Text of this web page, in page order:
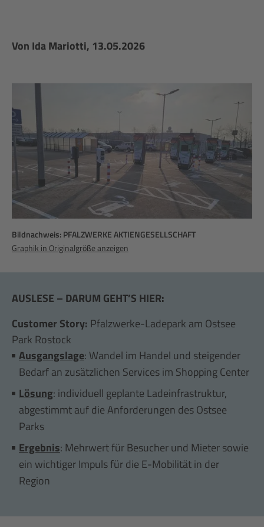
Von Ida Mariotti, 13.05.2026
Bildnachweis: PFALZWERKE AKTIENGESELLSCHAFT
Graphik in Originalgröße anzeigen
AUSLESE – DARUM GEHT’S HIER:
Customer Story: Pfalzwerke-Ladepark am Ostsee
Park Rostock
Ausgangslage: Wandel im Handel und steigender
Bedarf an zusätzlichen Services im Shopping Center
Lösung: individuell geplante Ladeinfrastruktur,
abgestimmt auf die Anforderungen des Ostsee
Parks
Ergebnis: Mehrwert für Besucher und Mieter sowie
ein wichtiger Impuls für die E-Mobilität in der
Region